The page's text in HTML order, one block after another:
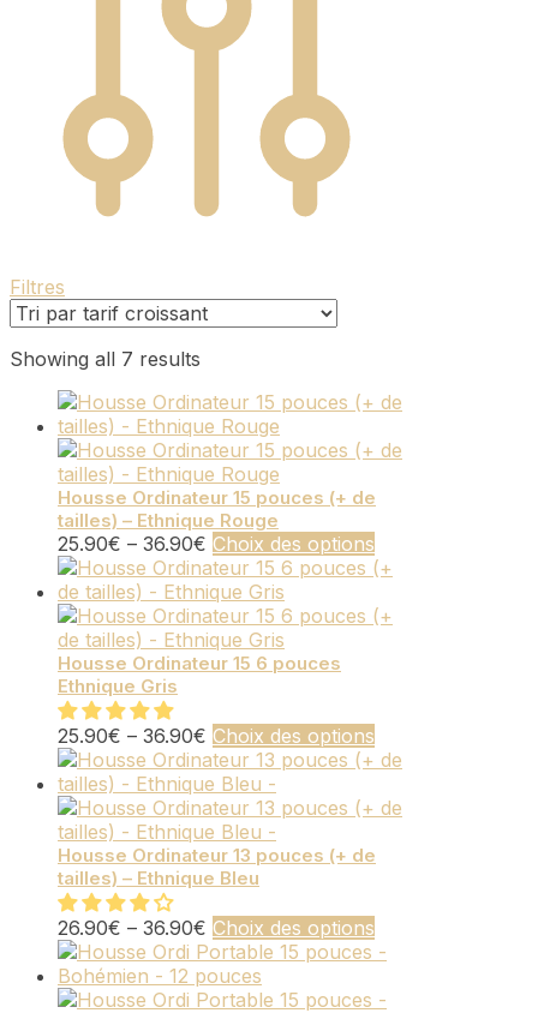
Filtres
Showing all 7 results
price:
low
to
high
Housse Ordinateur 15 pouces (+ de
tailles) – Ethnique Rouge
25.90€ – 36.90€ Choix des options
produit
plusieurs
choisies
la
du
Housse Ordinateur 15 6 pouces
Ethnique Gris
25.90€ – 36.90€ Choix des options
produit
plusieurs
Les
choisies
la
Housse Ordinateur 13 pouces (+ de
tailles) – Ethnique Bleu
26.90€ – 36.90€ Choix des options
produit
plusieurs